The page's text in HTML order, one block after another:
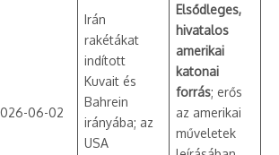
06-02
Irán
rakétákat
indított
Kuvait és
Bahrein
irányába; az
USA
Elsődleges,
hivatalos
amerikai
katonai
forrás; erős
az amerikai
műveletek